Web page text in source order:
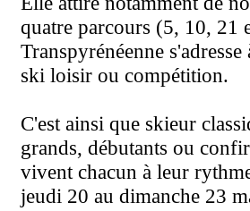
quatre parcours (5, 10, 21
Transpyrénéenne
ski loisir ou compétition.
C'est ainsi que skieur
grands, débutants ou
vivent chacun à leur
jeudi 20 au dimanche 23